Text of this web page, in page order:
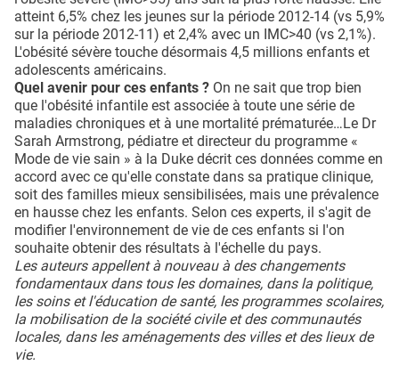
atteint 6,5% chez les jeunes sur la période 2012-14 (vs 5,9%
sur la période 2012-11) et 2,4% avec un IMC>40 (vs 2,1%).
L'obésité sévère touche désormais 4,5 millions enfants et
adolescents américains.
Quel avenir pour ces enfants ? On ne sait que trop bien
que l'obésité infantile est associée à toute une série de
maladies chroniques et à une mortalité prématurée…Le Dr
Sarah Armstrong, pédiatre et directeur du programme «
Mode de vie sain » à la Duke décrit ces données comme en
accord avec ce qu'elle constate dans sa pratique clinique,
soit des familles mieux sensibilisées, mais une prévalence
en hausse chez les enfants. Selon ces experts, il s'agit de
modifier l'environnement de vie de ces enfants si l'on
souhaite obtenir des résultats à l'échelle du pays.
Les auteurs appellent à nouveau à des changements
fondamentaux dans tous les domaines, dans la politique,
les soins et l'éducation de santé, les programmes scolaires,
la mobilisation de la société civile et des communautés
locales, dans les aménagements des villes et des lieux de
vie.